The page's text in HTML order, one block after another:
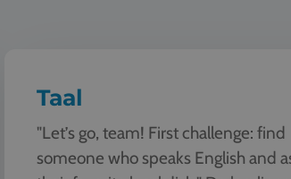
Taal
"Let’s go, team! First challenge: find
someone who speaks English and